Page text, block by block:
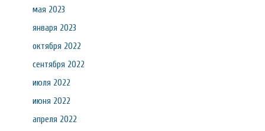
мая 2023
января 2023
октября 2022
сентября 2022
июля 2022
июня 2022
апреля 2022